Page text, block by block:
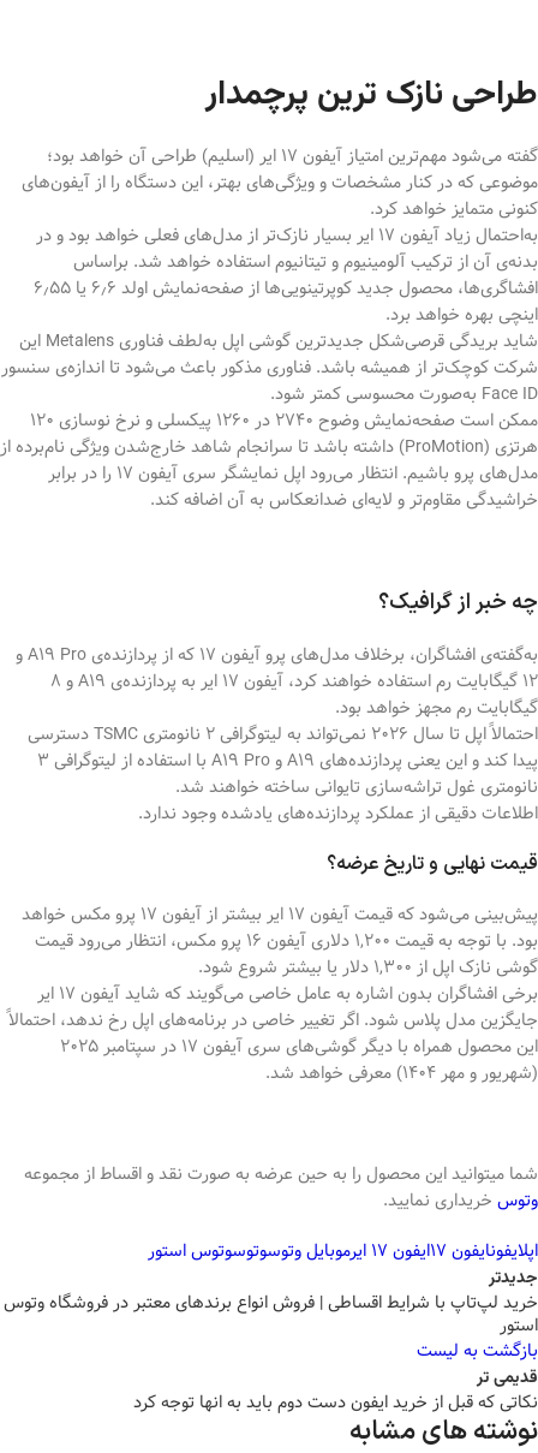
طراحی نازک ترین پرچمدار
گفته می‌شود مهم‌ترین امتیاز آيفون ۱۷ ایر (اسلیم) طراحی آن خواهد بود؛
موضوعی که در کنار مشخصات و ویژگی‌های بهتر، این دستگاه را از آیفون‌های
کنونی متمایز خواهد کرد.
به‌احتمال زیاد آیفون ۱۷ ایر بسیار نازک‌تر از مدل‌های فعلی خواهد بود و در
بدنه‌ی آن از ترکیب آلومینیوم و تیتانیوم استفاده خواهد شد. براساس
افشاگری‌ها، محصول جدید کوپرتینویی‌ها از صفحه‌نمایش اولد ۶٫۶ یا ۶٫۵۵
اینچی بهره خواهد برد.
شاید بریدگی قرصی‌شکل جدیدترین گوشی اپل به‌لطف فناوری Metalens این
شرکت کوچک‌تر از همیشه باشد. فناوری مذکور باعث می‌شود تا اندازه‌ی سنسور
Face ID به‌صورت محسوسی کمتر شود.
ممکن است صفحه‌نمایش وضوح ۲۷۴۰ در ۱۲۶۰ پیکسلی و نرخ نوسازی ۱۲۰
هرتزی (ProMotion) داشته باشد تا سرانجام شاهد خارج‌شدن ویژگی نام‌برده از
مدل‌های پرو باشیم. انتظار می‌رود اپل نمایشگر سری آيفون ۱۷ را در برابر
خراشیدگی مقاوم‌تر و لایه‌ای ضدانعکاس به آن اضافه کند.
چه خبر از گرافیک؟
به‌گفته‌ی افشاگران، برخلاف مدل‌های پرو آیفون ۱۷ که از پردازنده‌ی A19 Pro و
۱۲ گیگابایت رم استفاده خواهند کرد، آيفون ۱۷ ایر به پردازنده‌ی A19 و ۸
گیگابایت رم مجهز خواهد بود.
احتمالاً اپل تا سال ۲۰۲۶ نمی‌تواند به لیتوگرافی ۲ نانومتری TSMC دسترسی
پیدا کند و این یعنی پردازنده‌‌‌های A19 و A19 Pro با استفاده از لیتوگرافی ۳
نانومتری غول تراشه‌سازی تایوانی ساخته خواهند شد.
اطلاعات دقیقی از عملکرد پردازنده‌های یادشده وجود ندارد.
قیمت نهایی و تاریخ عرضه؟
پیش‌بینی می‌شود که قیمت آيفون ۱۷ ایر بیشتر از آيفون ۱۷ پرو مکس خواهد
بود. با‌ توجه به قیمت ۱,۲۰۰ دلاری آيفون ۱۶ پرو مکس، انتظار می‌رود قیمت
گوشی نازک اپل از ۱,۳۰۰ دلار یا بیشتر شروع شود.
برخی افشاگران بدون اشاره به عامل خاصی می‌گویند که شاید آيفون ۱۷ ایر
جایگزین مدل پلاس شود. اگر تغییر خاصی در برنامه‌های اپل رخ ندهد، احتمالاً
این محصول همراه با دیگر گوشی‌های سری آيفون ۱۷ در سپتامبر ۲۰۲۵
(شهریور و مهر ۱۴۰۴) معرفی خواهد شد.
شما میتوانید این محصول را به حین عرضه به صورت نقد و اقساط از مجموعه
وتوس خریداری نمایید.
اپلایفونایفون 17 ایفون 17 ایر موبایل وتوسوتوسوتوس استور
جدیدتر
خرید لپ‌تاپ با شرایط اقساطی | فروش انواع برندهای معتبر در فروشگاه وتوس
استور
بازگشت به لیست
قدیمی تر
نکاتی که قبل از خرید ایفون دست دوم باید به انها توجه کرد
نوشته های مشابه